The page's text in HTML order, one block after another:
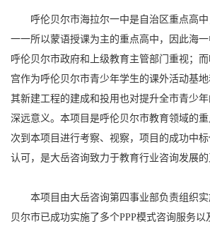
呼伦贝尔市海拉尔一中是自治区重点高
一一所以蒙语授课为主的重点高中，因此海
呼伦贝尔市政府和上级教育主管部门重视；
宫作为呼伦贝尔市青少年学生的课外活动基地
其新建工程的建成和投用也对提升全市青少
深远意义。本项目是呼伦贝尔市教育领域的
次到本项目进行考察、视察，项目的成功中
认可，是大岳咨询致力于教育行业咨询发展的
本项目由大岳咨询第四事业部负责组织
贝尔市已成功实施了多个PPP模式咨询服务以